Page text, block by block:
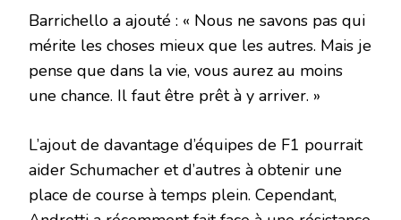
Barrichello a ajouté : « Nous ne savons pas qui
mérite les choses mieux que les autres. Mais je
pense que dans la vie, vous aurez au moins
une chance. Il faut être prêt à y arriver. »
L’ajout de davantage d’équipes de F1 pourrait
aider Schumacher et d’autres à obtenir une
place de course à temps plein. Cependant,